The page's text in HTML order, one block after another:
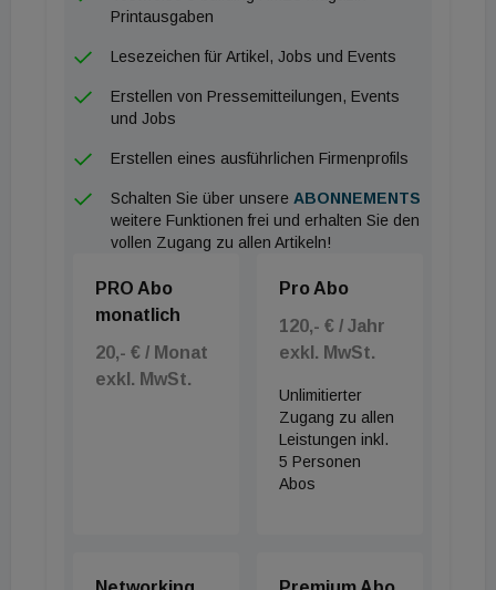
Printausgaben
Lesezeichen für Artikel, Jobs und Events
Erstellen von Pressemitteilungen, Events
und Jobs
Erstellen eines ausführlichen Firmenprofils
Schalten Sie über unsere ABONNEMENTS
weitere Funktionen frei und erhalten Sie den
vollen Zugang zu allen Artikeln!
PRO Abo
monatlich
20,- € / Monat
exkl. MwSt.
Pro Abo
120,- € / Jahr
exkl. MwSt.
Unlimitierter
Zugang zu allen
Leistungen inkl.
5 Personen
Abos